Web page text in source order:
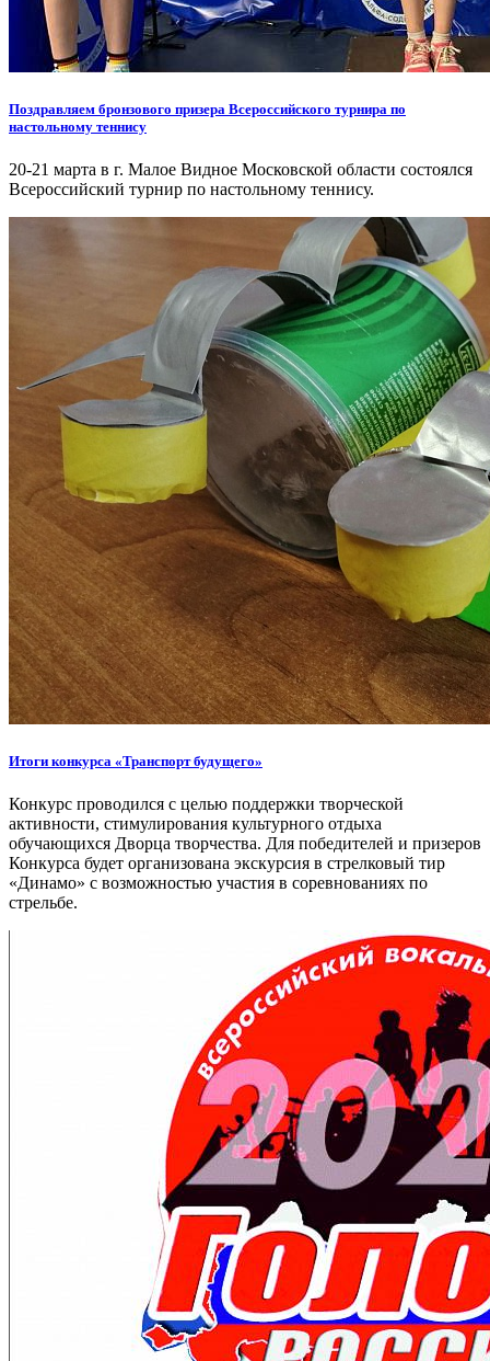
Поздравляем бронзового призера Всероссийского турнира по
настольному теннису
20-21 марта в г. Малое Видное Московской области состоялся
Всероссийский турнир по настольному теннису.
Итоги конкурса «Транспорт будущего»
Конкурс проводился с целью поддержки творческой
активности, стимулирования культурного отдыха
обучающихся Дворца творчества. Для победителей и призеров
Конкурса будет организована экскурсия в стрелковый тир
«Динамо» с возможностью участия в соревнованиях по
стрельбе.